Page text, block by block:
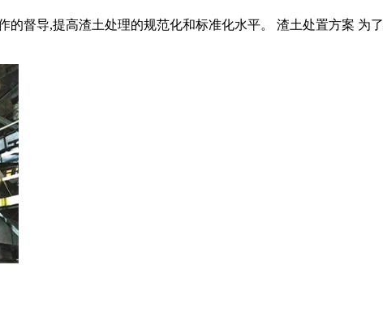
的督导,提高渣土处理的规范化和标准化水平。 渣土处置方案 为